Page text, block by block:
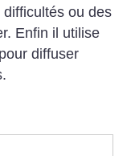
ou des
Enfin il utilise
diffuser